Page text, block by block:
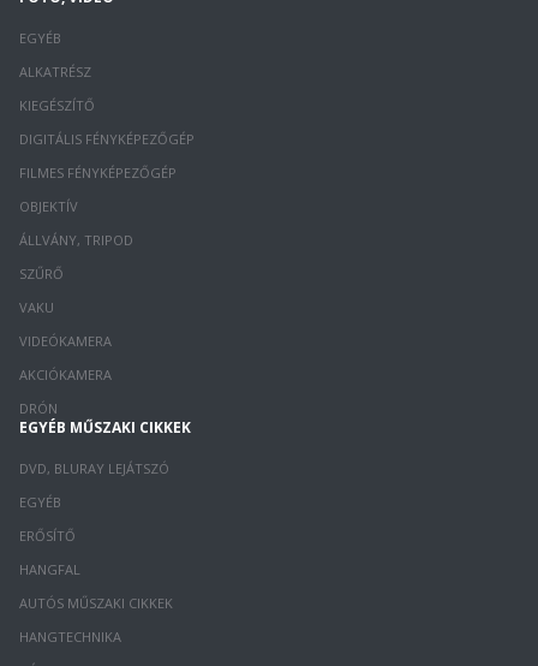
EGYÉB
ALKATRÉSZ
KIEGÉSZÍTŐ
DIGITÁLIS FÉNYKÉPEZŐGÉP
FILMES FÉNYKÉPEZŐGÉP
OBJEKTÍV
ÁLLVÁNY, TRIPOD
SZŰRŐ
VAKU
VIDEÓKAMERA
AKCIÓKAMERA
DRÓN
EGYÉB MŰSZAKI CIKKEK
DVD, BLURAY LEJÁTSZÓ
EGYÉB
ERŐSÍTŐ
HANGFAL
AUTÓS MŰSZAKI CIKKEK
HANGTECHNIKA